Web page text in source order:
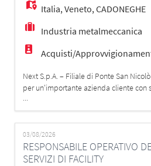
FR
IT
DE
ES
Italia,Veneto,CADONEGHE
Industria metalmeccanica
Acquisti/
Next S.p.A. – Filiale di Ponte San
per un'importante azienda cliente con
Cadoneghe (PD) una figura di:
ACQUISTI La risorsa verrà inserita
Acquisti e affiancata in un percorso di
formazione professionale. Mansioni: -
Relazione con i fornitori.
...
03/08/2026
RESPONSABILE OPERATIVO
SERVIZI DI FACILITY